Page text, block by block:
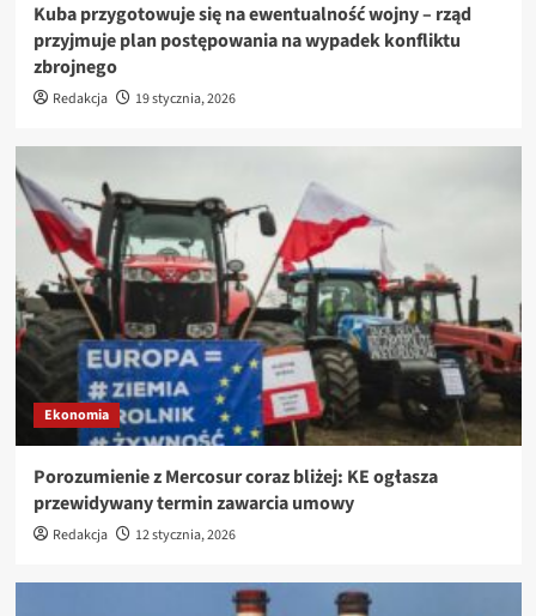
Kuba przygotowuje się na ewentualność wojny – rząd
przyjmuje plan postępowania na wypadek konfliktu
zbrojnego
Redakcja 19 stycznia, 2026
Ekonomia
Porozumienie z Mercosur coraz bliżej: KE ogłasza
przewidywany termin zawarcia umowy
Redakcja 12 stycznia, 2026